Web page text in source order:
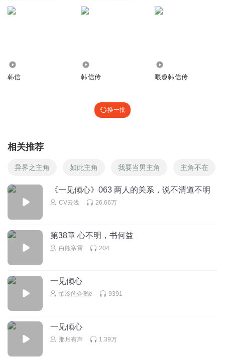
韩信 韩信传 哏趣韩信传
换一批
相关推荐
异界之主角 如此主角 我要当男主角 主角不在
《一见倾心》063 两人的关系，说不清道不明
CV云浅 26.66万
第38章 心不明，书何益
白熊寒霄 204
一见倾心
怕冷的企鹅e 9391
一见倾心
那月有声 1.39万